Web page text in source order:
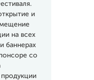
и
на всех
баннерах
со